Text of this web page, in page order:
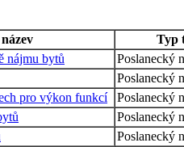
Typ
nájmu bytů
Poslanecký
Poslanecký
pro výkon funkcí
Poslanecký
Poslanecký
Poslanecký